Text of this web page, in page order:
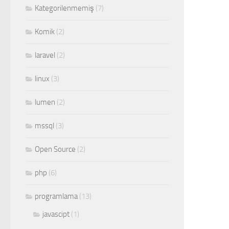
Kategorilenmemiş (7)
Komik (2)
laravel (2)
linux (3)
lumen (2)
mssql (3)
Open Source (2)
php (6)
programlama(13)
javascipt (1)